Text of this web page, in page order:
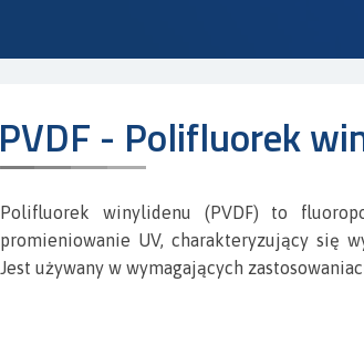
TERMOIZOLACJE
USZCZELKI
SZNURY
Polifluorek winylidenu (PVDF) to
promieniowanie UV, charakteryzujący się
Jest używany w wymagających
PVDF - Polifluorek